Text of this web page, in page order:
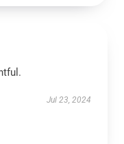
Jul 23, 2024